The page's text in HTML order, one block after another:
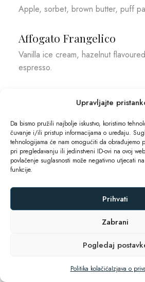
Upravljajte
Da bismo pružili najbolje iskustvo, koristimo
čuvanje i/ili pristup informacijama o uređaju.
tehnologijama će nam omogućiti da obrađujemo
pri pregledavanju ili jedinstveni ID-ovi na ovoj
povlačenje suglasnosti može negativno utjecati
funkcije.
Prihvati
Zabrani
Pogledaj
Politika kolačićaIzjava o
Apple, sorbet, brown butter, puff
Affogato Frangelico
Vanilla ice cream, hazelnut
espresso.
Cheese Platter
Classic Tiramisù
Espresso-soaked ladyfingers,
mascarpone.
Lemon Pie with Basil
Lemon, lime sorbet and basil.